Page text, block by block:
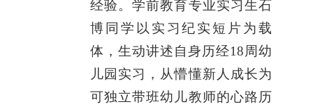
经验。学前教育专业实习生石
博同学以实习纪实短片为载
体，生动讲述自身历经18周幼
儿园实习，从懵懂新人成长为
可独立带班幼儿教师的心路历